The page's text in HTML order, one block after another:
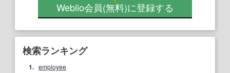
Weblio会員(無料)に登録する
検索ランキング
1. employee